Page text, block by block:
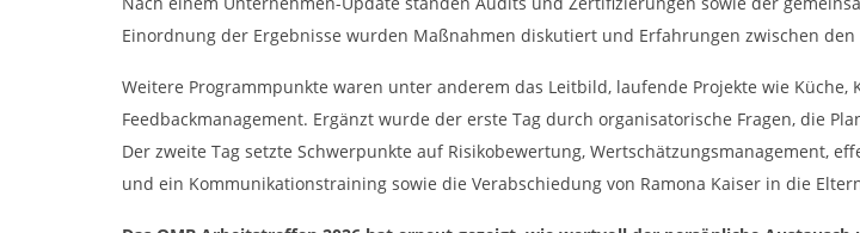
Einordnung der Ergebnisse wurden Maßnahmen diskutiert und Erfahrungen zwischen
Weitere Programmpunkte waren unter anderem das Leitbild, laufende Projekte wie
Feedbackmanagement. Ergänzt wurde der erste Tag durch organisatorische Fragen, die
Der zweite Tag setzte Schwerpunkte auf Risikobewertung, Wertschätzungsmanagement,
und ein Kommunikationstraining sowie die Verabschiedung von Ramona Kaiser in die